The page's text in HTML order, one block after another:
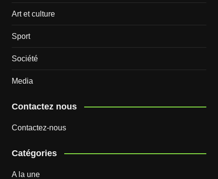
Art et culture
Sport
Société
Media
Contactez nous
Contactez-nous
Catégories
A la une